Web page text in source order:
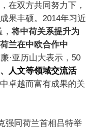
在双方共同努力下，
果丰硕。2014年习近
，将中荷关系提升为
兰在中欧合作中
·亚历山大表示，50
人文等领域交流活
卓越而富有成果的关
强同荷兰首相吕特举